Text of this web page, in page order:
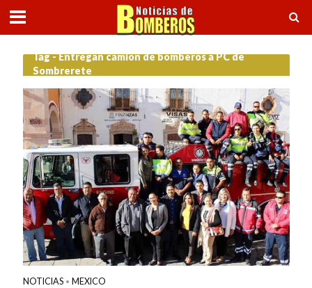
Tag - Entregan camión de bomberos a PC de
Sombrerete
NOTICIAS • MEXICO